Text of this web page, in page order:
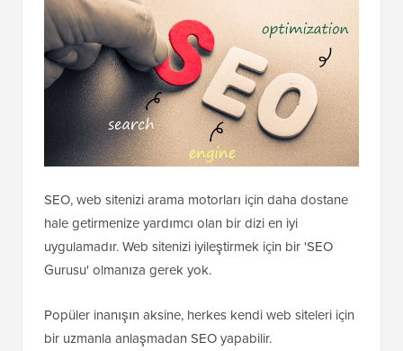
SEO, web sitenizi arama motorları için daha dostane
hale getirmenize yardımcı olan bir dizi en iyi
uygulamadır. Web sitenizi iyileştirmek için bir 'SEO
Gurusu' olmanıza gerek yok.
Popüler inanışın aksine, herkes kendi web siteleri için
bir uzmanla anlaşmadan SEO yapabilir.